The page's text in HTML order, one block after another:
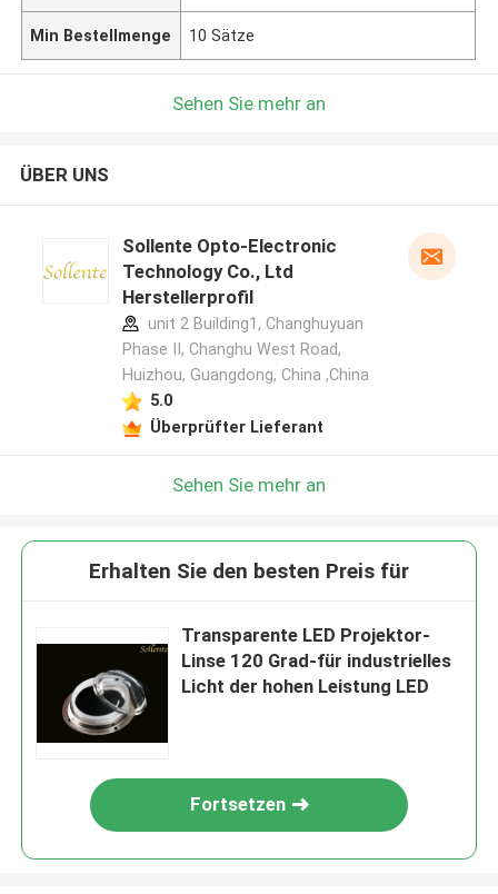
Min Bestellmenge 10 Sätze
Sehen Sie mehr an
ÜBER UNS
Sollente Opto-Electronic
Technology Co., Ltd
Herstellerprofil
unit 2 Building1, Changhuyuan
Phase II, Changhu West Road,
Huizhou, Guangdong, China ,China
5.0
Überprüfter Lieferant
Sehen Sie mehr an
Erhalten Sie den besten Preis für
Transparente LED Projektor-
Linse 120 Grad-für industrielles
Licht der hohen Leistung LED
Fortsetzen